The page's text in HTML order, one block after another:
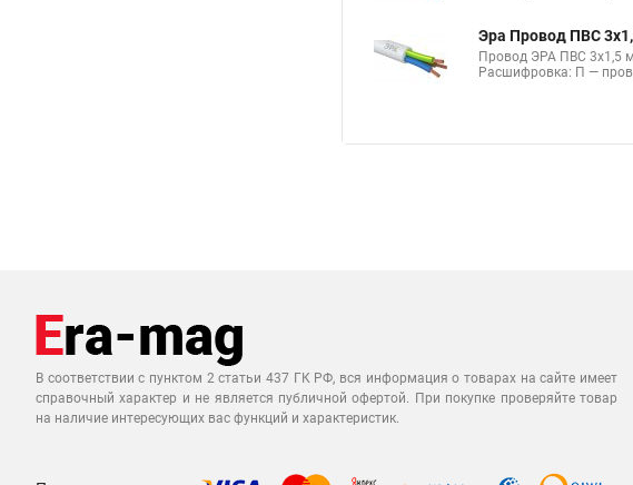
Эра Провод ПВС
Провод ЭРА ПВС 3х1,5
Расшифровка: П —
В соответствии с пунктом 2 статьи 437 ГК РФ, вся информация о товарах на сайте имеет
справочный характер и не является публичной офертой. При покупке проверяйте товар
на наличие интересующих вас функций и характеристик.